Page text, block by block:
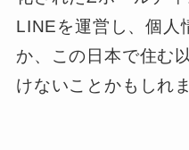
LINEを運営し、個人
か、この日本で住む
けないことかもしれ